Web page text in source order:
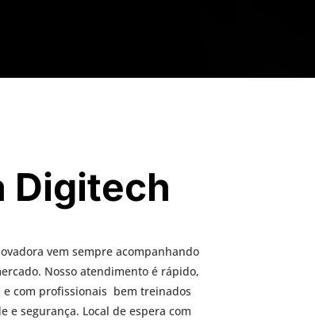
Digitech
vem sempre acompanhando
Nosso atendimento é rápido,
com profissionais bem treinados
e segurança. Local de espera com